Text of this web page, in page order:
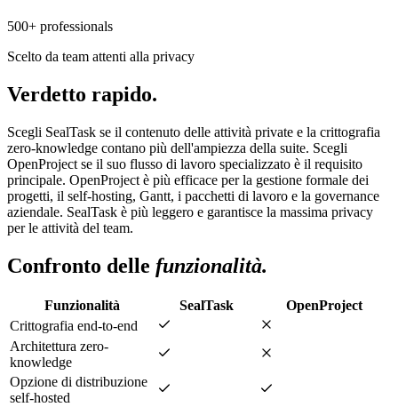
500+ professionals
Scelto da team attenti alla privacy
Verdetto rapido.
Scegli SealTask se il contenuto delle attività private e la crittografia
zero-knowledge contano più dell'ampiezza della suite. Scegli
OpenProject se il suo flusso di lavoro specializzato è il requisito
principale. OpenProject è più efficace per la gestione formale dei
progetti, il self-hosting, Gantt, i pacchetti di lavoro e la governance
aziendale. SealTask è più leggero e garantisce la massima privacy
per le attività del team.
Confronto delle funzionalità.
Funzionalità SealTask
OpenProject
Crittografia end-to-end
Architettura zero-
knowledge
Opzione di distribuzione
self-hosted